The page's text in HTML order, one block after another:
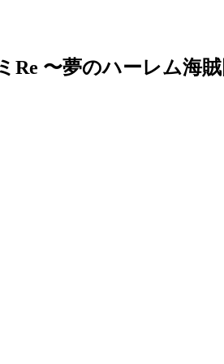
Re 〜夢のハーレム海